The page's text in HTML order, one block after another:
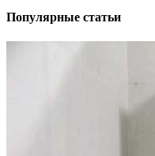
Популярные статьи